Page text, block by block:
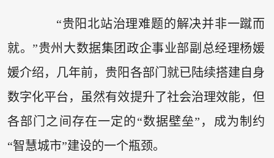
“贵阳北站治理难题的解决并非一蹴而
就。”贵州大数据集团政企事业部副总经理杨媛
媛介绍，几年前，贵阳各部门就已陆续搭建自身
数字化平台，虽然有效提升了社会治理效能，但
各部门之间存在一定的“数据壁垒”，成为制约
“智慧城市”建设的一个瓶颈。